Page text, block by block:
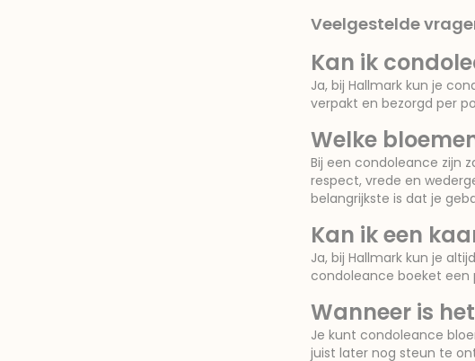
Veelgestelde
Kan ik
Ja, bij Hallmark kun je
verpakt en bezorgd per
Welke
Bij een condoleance zijn
respect, vrede en
belangrijkste is dat je
Kan ik een
Ja, bij Hallmark kun je
condoleance boeket een
Wanneer is
Je kunt condoleance
juist later nog steun te